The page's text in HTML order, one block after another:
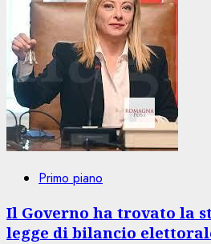
Primo piano
Il Governo ha trovato la
legge di bilancio